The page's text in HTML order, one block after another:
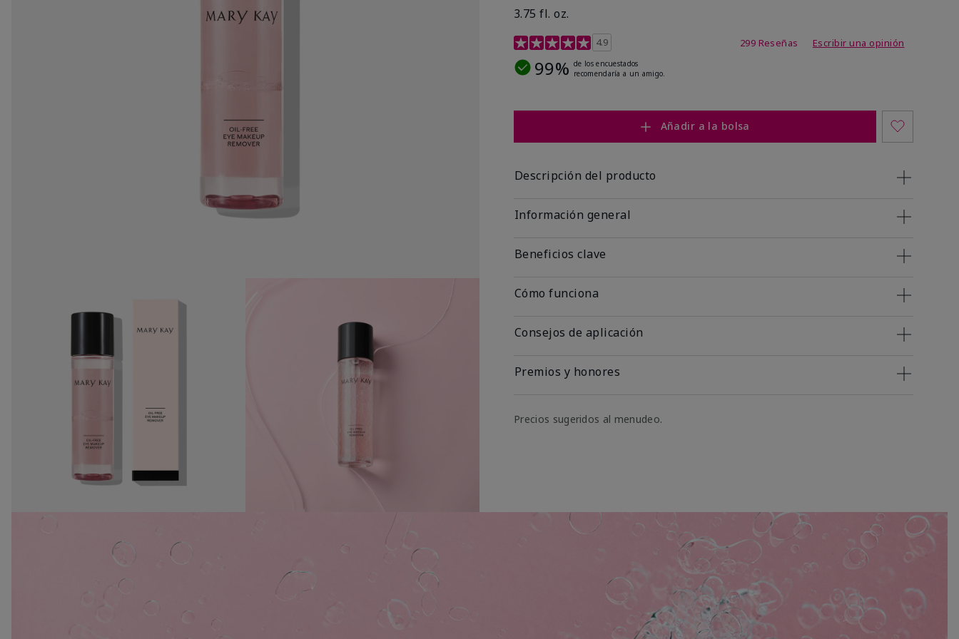
3.75 fl. oz.
Calificación de clientes de 4,8 de 5
4.9 299 Reseñas Escribir una opinión
99% de los encuestados
recomendaría a un amigo.
Añadir a la bolsa
Descripción del producto
Información general
Beneficios clave
Cómo funciona
Consejos de aplicación
Premios y honores
Precios sugeridos al menudeo.